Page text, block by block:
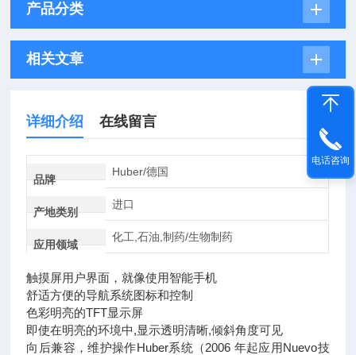
产品分类
相关文章
详细介绍 在线留言
品牌
Huber/德国
产地类别
进口
应用领域
化工,石油,制药/生物制药
触摸屏用户界面，就像使用智能手机
舒适方便的导航系统图标和控制
色彩明亮的TFT显示屏
即使在明亮的环境中,显示透明清晰,倾斜角度可见
向后兼容，维护操作Huber系统（2006 年起应用Nuevo技
电话咨询